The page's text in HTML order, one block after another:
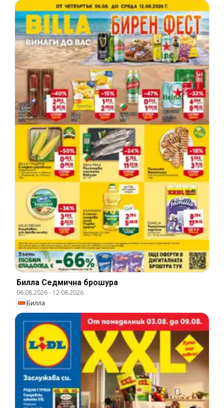
Билла Cедмична брошура
06.08.2026- 12.08.2026
Билла